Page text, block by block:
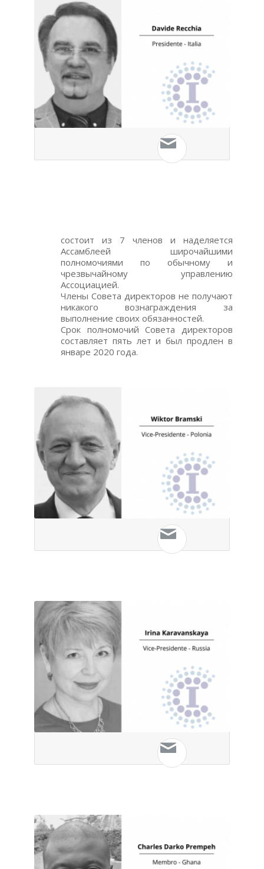
состоит из 7 членов и наделяется
Ассамблеей широчайшими
полномочиями по обычному и
чрезвычайному управлению
Ассоциацией.
Члены Совета директоров не получают
никакого вознаграждения за
выполнение своих обязанностей.
Срок полномочий Совета директоров
составляет пять лет и был продлен в
январе 2020 года.